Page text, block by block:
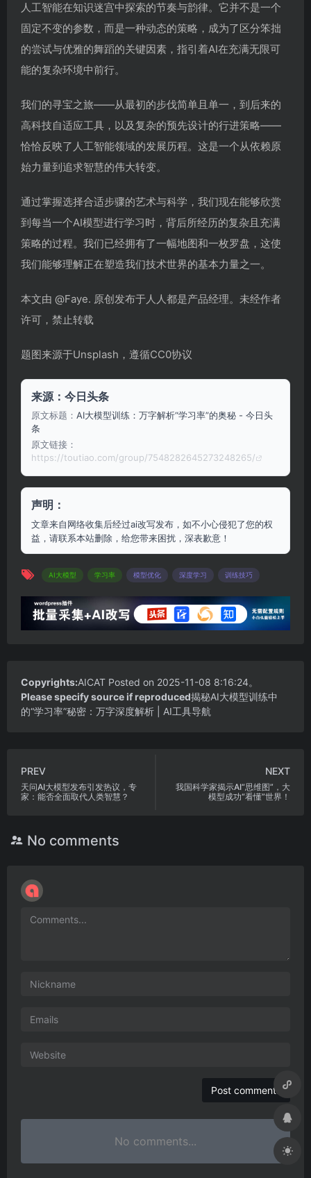
人工智能在知识迷宫中探索的节奏与韵律。它并不是一个
固定不变的参数，而是一种动态的策略，成为了区分笨拙
的尝试与优雅的舞蹈的关键因素，指引着AI在充满无限可
能的复杂环境中前行。
我们的寻宝之旅——从最初的步伐简单且单一，到后来的
高科技自适应工具，以及复杂的预先设计的行进策略——
恰恰反映了人工智能领域的发展历程。这是一个从依赖原
始力量到追求智慧的伟大转变。
通过掌握选择合适步骤的艺术与科学，我们现在能够欣赏
到每当一个AI模型进行学习时，背后所经历的复杂且充满
策略的过程。我们已经拥有了一幅地图和一枚罗盘，这使
我们能够理解正在塑造我们技术世界的基本力量之一。
本文由 @Faye. 原创发布于人人都是产品经理。未经作者
许可，禁止转载
题图来源于Unsplash，遵循CC0协议
来源：今日头条
原文标题： AI大模型训练：万字解析“学习率”的奥秘 - 今日头
条
原文链接：
https://toutiao.com/group/7548282645273248265/
声明：
文章来自网络收集后经过ai改写发布，如不小心侵犯了您的权
益，请联系本站删除，给您带来困扰，深表歉意！
AI大模型 学习率 模型优化 深度学习 训练技巧
Copyrights:AICAT Posted on 2025-11-08 8:16:24。
Please specify source if reproduced揭秘AI大模型训练中
的“学习率”秘密：万字深度解析 | AI工具导航
PREV
天问AI大模型发布引发热议，专
家：能否全面取代人类智慧？
NEXT
我国科学家揭示AI“思维图”，大
模型成功“看懂”世界！
No comments
No comments...